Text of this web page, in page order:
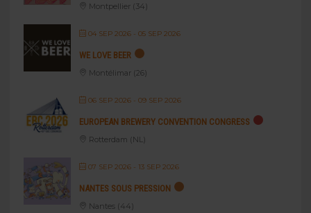
Montpellier (34)
04 SEP 2026- 05 SEP 2026
WE LOVE BEER
Montélimar (26)
06 SEP 2026- 09 SEP 2026
EUROPEAN BREWERY CONVENTION CONGRESS
Rotterdam (NL)
07 SEP 2026- 13 SEP 2026
NANTES SOUS PRESSION
Nantes (44)